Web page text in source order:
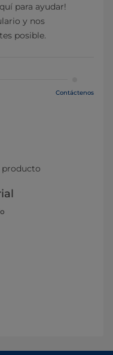
para ayudar!
y nos
posible.
Contáctenos
producto